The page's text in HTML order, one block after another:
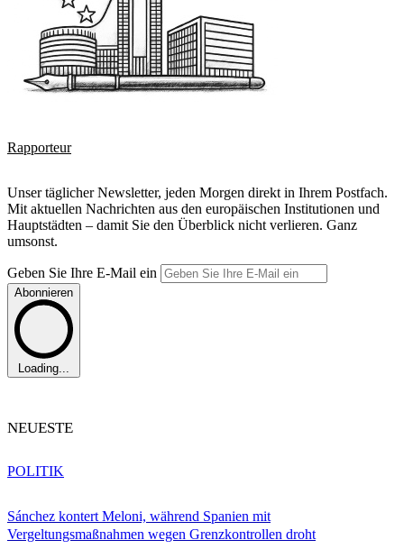
Rapporteur
Unser täglicher Newsletter, jeden Morgen direkt in Ihrem Postfach.
Mit aktuellen Nachrichten aus den europäischen Institutionen und
Hauptstädten – damit Sie den Überblick nicht verlieren. Ganz
umsonst.
Geben Sie Ihre E-Mail ein
Abonnieren
Loading...
NEUESTE
Sánchez kontert Meloni, während Spanien mit
Vergeltungsmaßnahmen wegen Grenzkontrollen droht
POLITIK